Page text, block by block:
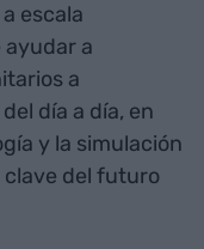
escala
a
a
día a día, en
y la simulación
clave del futuro